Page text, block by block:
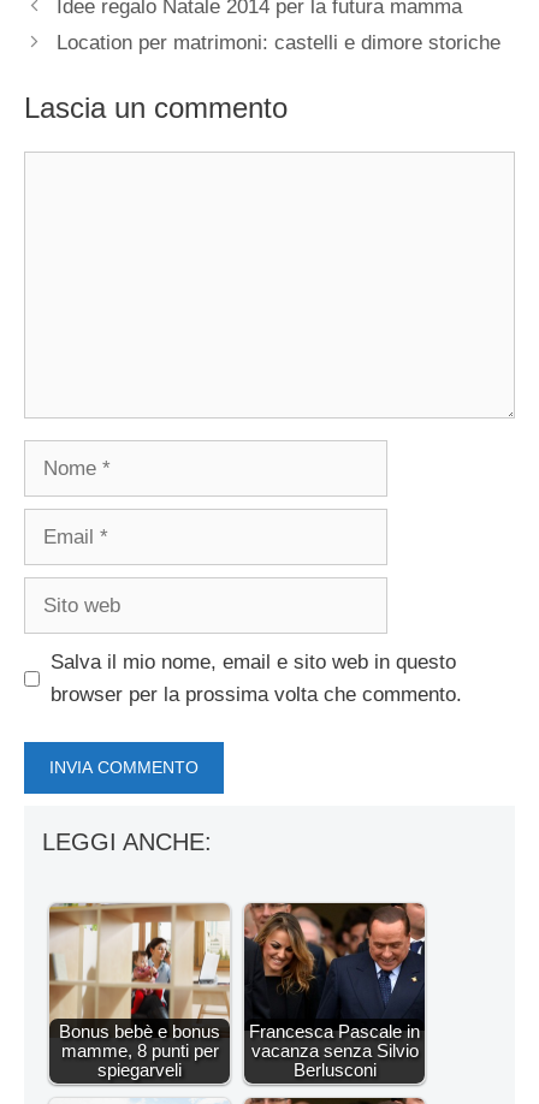
Idee regalo Natale 2014 per la futura mamma
Location per matrimoni: castelli e dimore storiche
Lascia un commento
Nome
Email
Sito
Salva il mio nome, email e sito web in questo
browser per la prossima volta che commento.
LEGGI ANCHE:
Bonus bebè e bonus
mamme, 8 punti per
spiegarveli
Francesca Pascale in
vacanza senza Silvio
Berlusconi